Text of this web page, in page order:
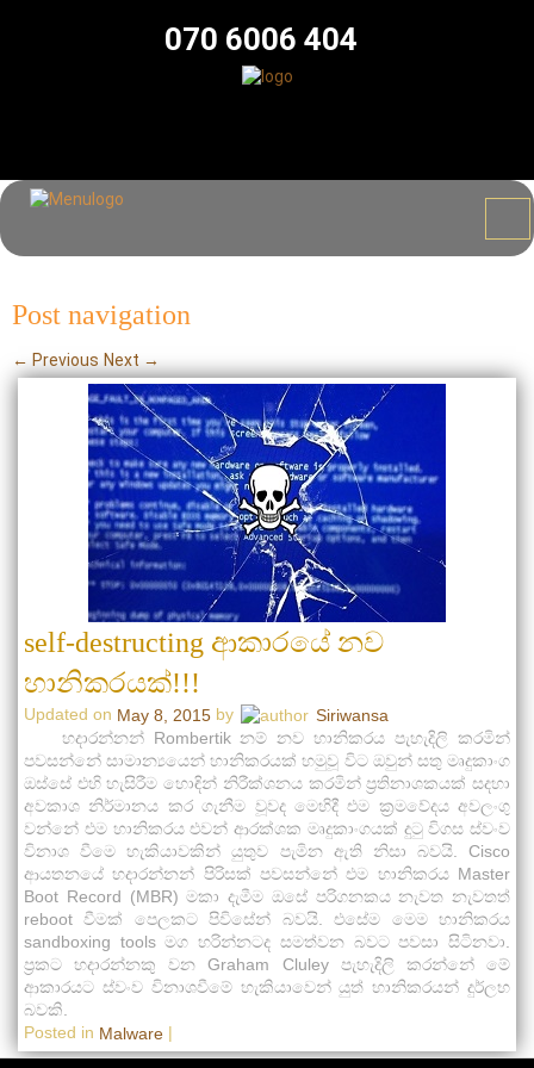
070 6006 404
Post navigation
← Previous Next →
self-destructing ආකාරයේ නව
හානිකරයක්!!!
Updated on May 8, 2015 by
Siriwansa
හදාරන්නන් Rombertik නම් නව හානිකරය පැහැදිලි කරමින්
පවසන්නේ සාමාන්‍යයෙන් හානිකරයක් හමුවූ විට ඔවුන් සතු මෘදුකාංග
ඔස්සේ එහි හැසිරීම හොඳින් නිරීක්ශනය කරමින් ප්‍රතිනාශකයක් සදහා
අවකාශ නිර්මානය කර ගැනීම වූවද මෙහිදී එම ක්‍රමවේදය අවලංගු
වන්නේ එම හානිකරය එවන් ආරක්ශක මෘදුකාංගයක් දු‍ටු විගස ස්වංව
විනාශ වීමෙ හැකියාවකින් යුතුව පැමින ඇති නිසා බවයි. Cisco
ආයතනයේ හදාරන්නන් පිරිසක් පවසන්නේ එම හානිකරය Master
Boot Record (MBR) මකා දැමීම ඔසේ පරිගනකය නැවත නැවතත්
reboot වීමක් පෙලකට පිවිසේන් බවයි. එසේම මෙම හානිකරය
sandboxing tools මග හරින්නටද සමත්වන බවට පවසා සිටිනවා.
ප්‍රකට හදාරන්නකු වන Graham Cluley පැහැදිලි කරන්නේ මේ
ආකාරයට ස්වංව විනාශවීමේ හැකියාවෙන් යුත් හානිකරයන් දුර්ලභ
බවකි.
Posted in Malware |